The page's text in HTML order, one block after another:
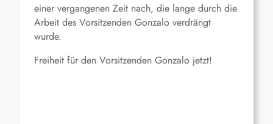
einer vergangenen Zeit nach, die lange durch die
Arbeit des Vorsitzenden Gonzalo verdrängt
wurde.
Freiheit für den Vorsitzenden Gonzalo jetzt!